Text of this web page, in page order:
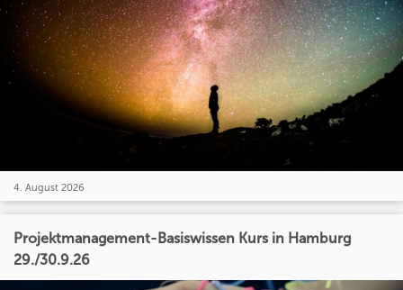
4. August 2026
Projektmanagement-Basiswissen Kurs in Hamburg
29./30.9.26